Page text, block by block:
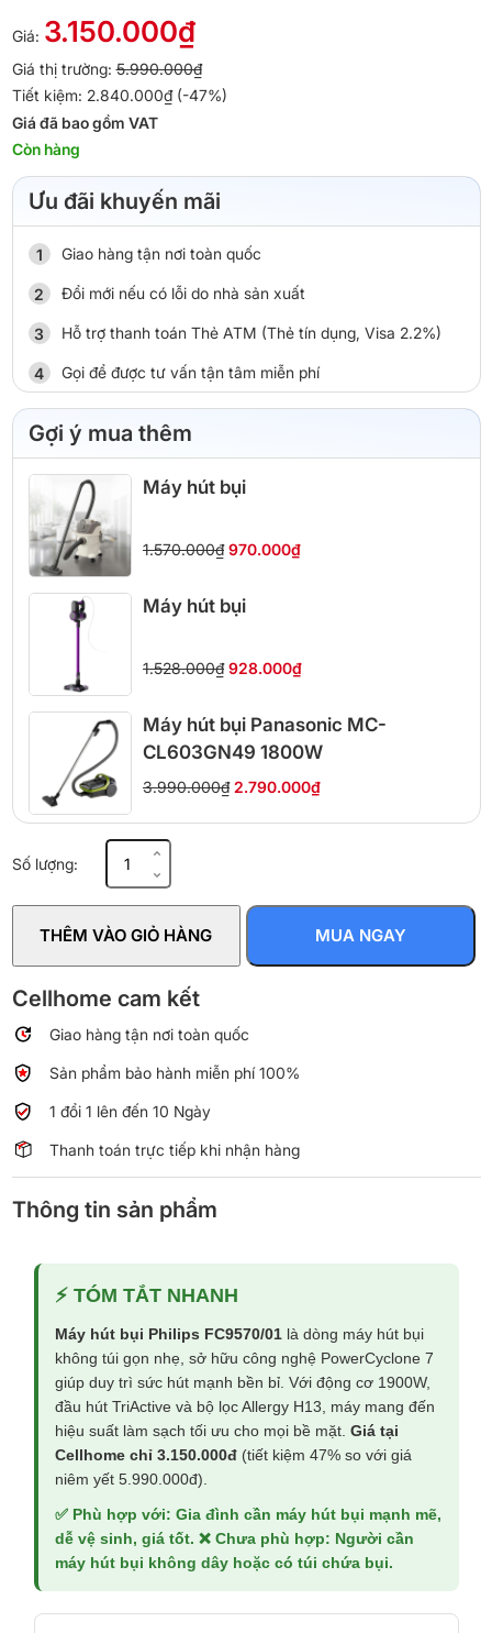
Giá: 3.150.000₫
Giá thị trường:5.990.000₫
Tiết kiệm: 2.840.000₫ (-47%)
Giá đã bao gồm VAT
Còn hàng
Ưu đãi khuyến mãi
Giao hàng tận nơi toàn quốc
Đổi mới nếu có lỗi do nhà sản xuất
Hỗ trợ thanh toán Thẻ ATM (Thẻ tín dụng, Visa 2.2%)
Gọi để được tư vấn tận tâm miễn phí
Gợi ý mua thêm
Máy hút bụi
1.570.000₫ 970.000₫
Máy hút bụi
1.528.000₫ 928.000₫
Máy hút bụi Panasonic MC-
CL603GN49 1800W
3.990.000₫ 2.790.000₫
Số lượng:
Máy
hút
FC9570/01
số
THÊM VÀO GIỎ HÀNG MUA NGAY
Cellhome cam kết
Giao hàng tận nơi toàn quốc
Sản phẩm bảo hành miễn phí 100%
1 đổi 1 lên đến 10 Ngày
Thanh toán trực tiếp khi nhận hàng
Thông tin sản phẩm
⚡ TÓM TẮT NHANH
Máy hút bụi Philips FC9570/01là dòng máy hút bụi
không túi gọn nhẹ, sở hữu công nghệ PowerCyclone 7
giúp duy trì sức hút mạnh bền bỉ. Với động cơ 1900W,
đầu hút TriActive và bộ lọc Allergy H13, máy mang đến
hiệu suất làm sạch tối ưu cho mọi bề mặt. Giá tại
Cellhome chỉ 3.150.000đ(tiết kiệm 47% so với giá
niêm yết 5.990.000đ).
✅ Phù hợp với: Gia đình cần máy hút bụi mạnh mẽ,
dễ vệ sinh, giá tốt. ❌ Chưa phù hợp: Người cần
máy hút bụi không dây hoặc có túi chứa bụi.